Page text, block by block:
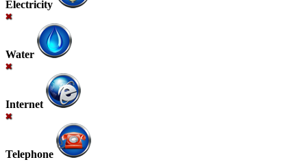
Electricity
Water
Internet
Telephone